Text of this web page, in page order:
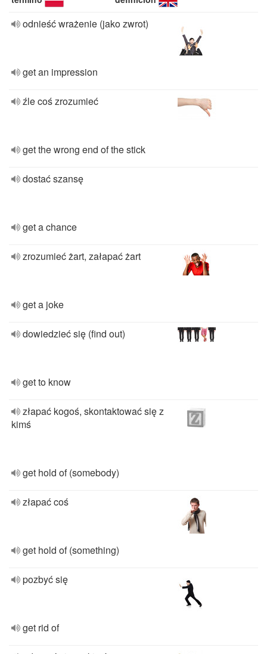
odnieść wrażenie (jako zwrot)
get an impression
źle coś zrozumieć
get the wrong end of the stick
dostać szansę
get a chance
zrozumieć żart, załapać żart
get a joke
dowiedzieć się (find out)
get to know
złapać kogoś, skontaktować się z
kimś
get hold of (somebody)
złapać coś
get hold of (something)
pozbyć się
get rid of